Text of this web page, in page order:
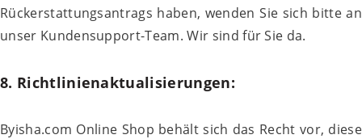
Rückerstattungsantrags haben, wenden Sie sich bitte an
unser Kundensupport-Team. Wir sind für Sie da.
8. Richtlinienaktualisierungen:
Byisha.com Online Shop behält sich das Recht vor, diese